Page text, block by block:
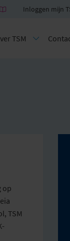
Inloggen mijn
TSM
op
TSM